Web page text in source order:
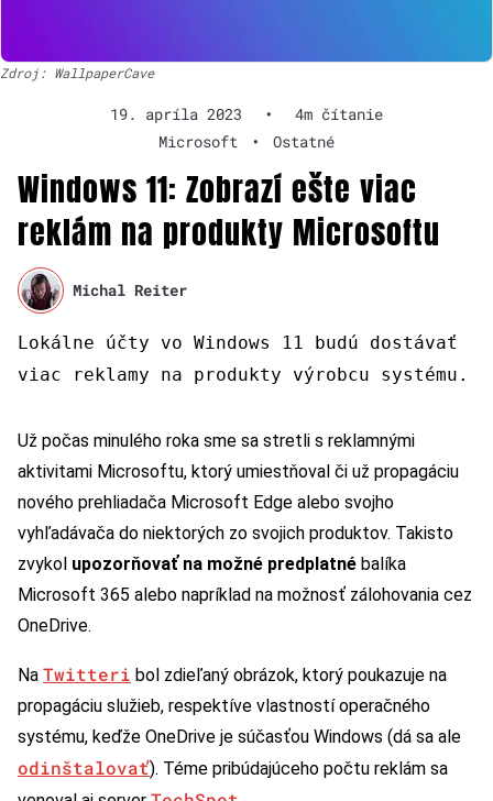
Zdroj: WallpaperCave
19. apríla 2023 •
4m čítanie
Microsoft
• Ostatné
Windows 11: Zobrazí ešte viac
reklám na produkty Microsoftu
Michal Reiter
Lokálne účty vo Windows 11 budú dostávať
viac reklamy na produkty výrobcu systému.
Už počas minulého roka sme sa stretli s reklamnými
aktivitami Microsoftu, ktorý umiestňoval či už propagáciu
nového prehliadača Microsoft Edge alebo svojho
vyhľadávača do niektorých zo svojich produktov. Takisto
zvykol upozorňovať na možné predplatné balíka
Microsoft 365 alebo napríklad na možnosť zálohovania cez
OneDrive.
Na Twitteri bol zdieľaný obrázok, ktorý poukazuje na
propagáciu služieb, respektíve vlastností operačného
systému, keďže OneDrive je súčasťou Windows (dá sa ale
odinštalovať). Téme pribúdajúceho počtu reklám sa